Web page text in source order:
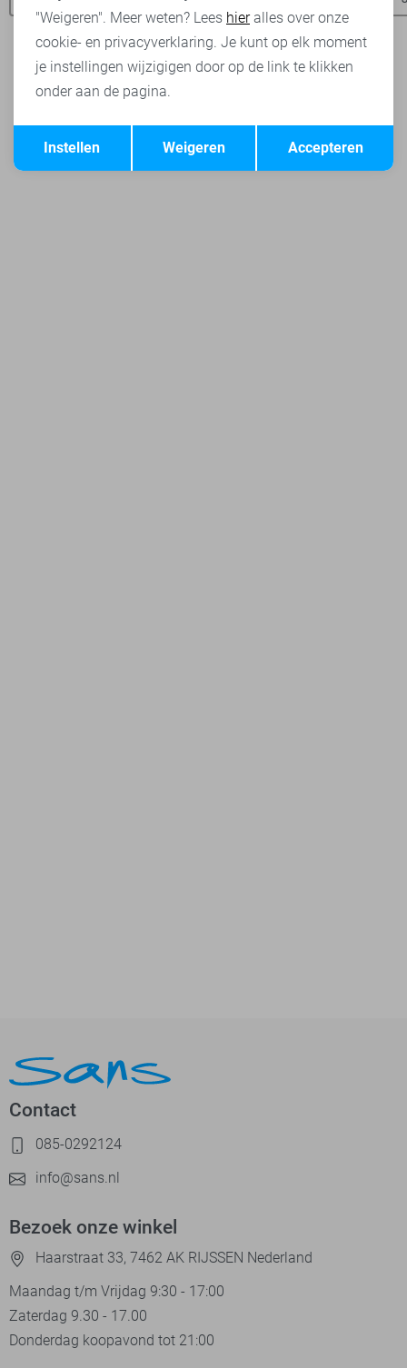
Contact
085-0292124
info@sans.nl
Bezoek onze winkel
Haarstraat 33, 7462 AK RIJSSEN Nederland
Maandag t/m Vrijdag 9:30 - 17:00
Zaterdag 9.30 - 17.00
Donderdag koopavond tot 21:00
Terug Opslaan
"Weigeren". Meer weten? Lees hieralles over onze
cookie- en privacyverklaring. Je kunt op elk moment
je instellingen wijzigigen door op de link te klikken
onder aan de pagina.
Accepteren
Weigeren
Instellen